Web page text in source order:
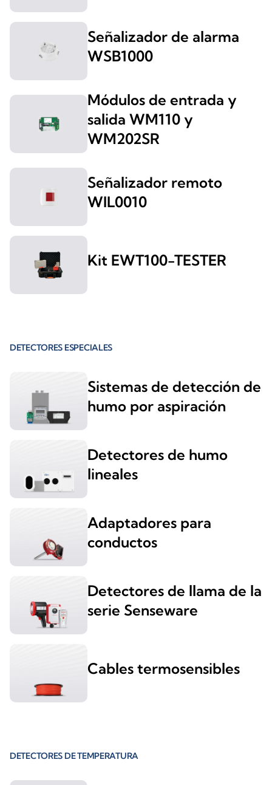
Señalizador de alarma
WSB1000
Módulos de entrada y
salida WM110 y
WM202SR
Señalizador remoto
WIL0010
Kit EWT100-TESTER
DETECTORES ESPECIALES
Sistemas de detección de
humo por aspiración
Detectores de humo
lineales
Adaptadores para
conductos
Detectores de llama de la
serie Senseware
Cables termosensibles
DETECTORES DE TEMPERATURA